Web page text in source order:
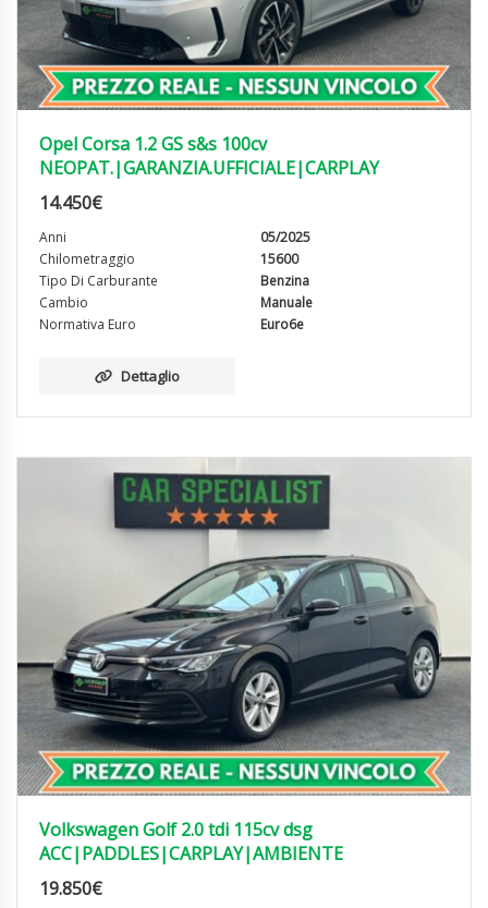
Opel Corsa 1.2 GS s&s 100cv
NEOPAT.|GARANZIA.UFFICIALE|CARPLAY
14.450€
Anni
05/2025
Chilometraggio
15600
Tipo Di Carburante
Benzina
Cambio
Manuale
Normativa Euro
Euro6e
Dettaglio
Volkswagen Golf 2.0 tdi 115cv dsg
ACC|PADDLES|CARPLAY|AMBIENTE
19.850€